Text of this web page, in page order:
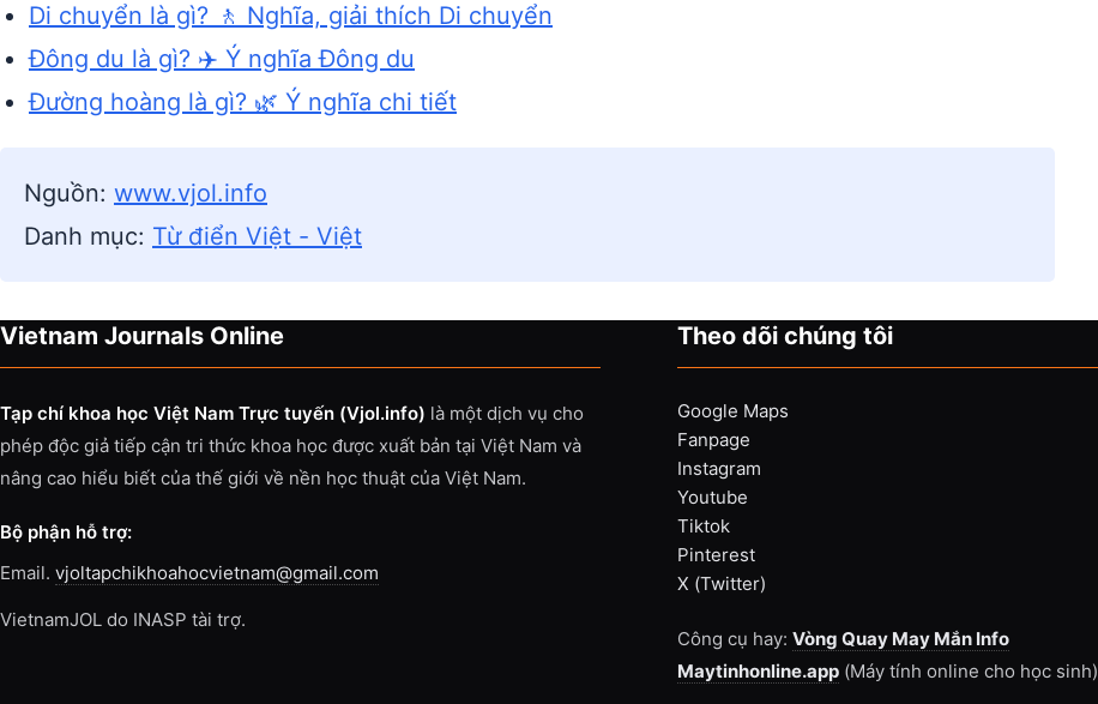
Di chuyển là gì? 🚶 Nghĩa, giải thích Di chuyển
Đông du là gì? ✈️ Ý nghĩa Đông du
Đường hoàng là gì? 🌿 Ý nghĩa chi tiết
Nguồn: www.vjol.info
Danh mục: Từ điển Việt - Việt
Vietnam Journals Online
Tạp chí khoa học Việt Nam Trực tuyến (Vjol.info) là một dịch vụ cho
phép độc giả tiếp cận tri thức khoa học được xuất bản tại Việt Nam và
nâng cao hiểu biết của thế giới về nền học thuật của Việt Nam.
Bộ phận hỗ trợ:
Email. vjoltapchikhoahocvietnam@gmail.com
VietnamJOL do INASP tài trợ.
Theo dõi chúng tôi
Google Maps
Fanpage
Instagram
Youtube
Tiktok
Pinterest
X (Twitter)
Công cụ hay: Vòng Quay May Mắn Info
Maytinhonline.app(Máy tính online cho học sinh)